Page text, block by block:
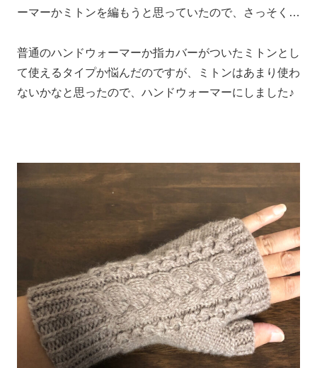
ーマーかミトンを編もうと思っていたので、さっそく…
普通のハンドウォーマーか指カバーがついたミトンとし
て使えるタイプか悩んだのですが、ミトンはあまり使わ
ないかなと思ったので、ハンドウォーマーにしました♪